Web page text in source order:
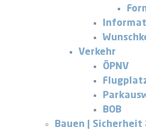
Verkehr
ÖPNV
BOB
Bauen | Sicherheit